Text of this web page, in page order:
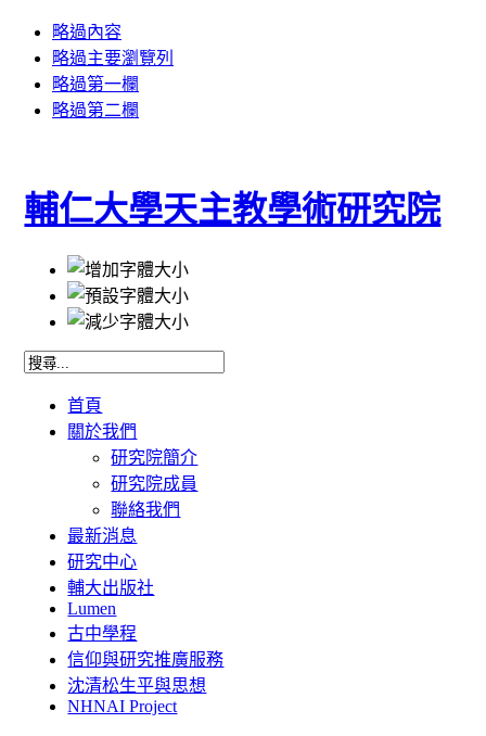
略過內容
略過主要瀏覽列
略過第一欄
略過第二欄
輔仁大學天主教學術研究院
首頁
關於我們
研究院簡介
研究院成員
聯絡我們
最新消息
研究中心
輔大出版社
Lumen
古中學程
信仰與研究推廣服務
沈清松生平與思想
NHNAI Project